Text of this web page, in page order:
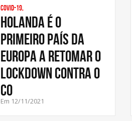
Covid-19,
Holanda é o
primeiro país da
Europa a retomar o
lockdown contra o
co
Em 12/11/2021